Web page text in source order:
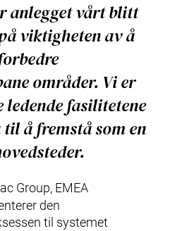
anlegget vårt blitt
viktigheten av å
områder. Vi er
ledende fasilitetene
å fremstå som en
Group, EMEA
den
til systemet